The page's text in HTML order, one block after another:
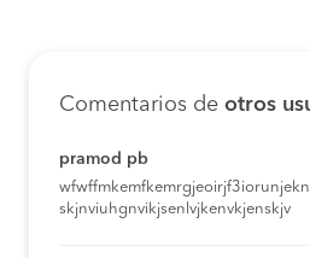
Comentarios de otros
pramod pb
skjnviuhgnvikjsenlvjkenvkjenskjv